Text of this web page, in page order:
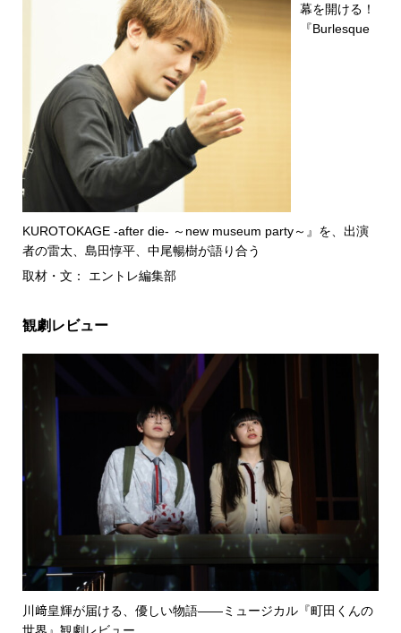
幕を開ける！
『Burlesque
KUROTOKAGE -after die- ～new museum party～』を、出演
者の雷太、島田惇平、中尾暢樹が語り合う
取材・文： エントレ編集部
観劇レビュー
川﨑皇輝が届ける、優しい物語――ミュージカル『町田くんの
世界』観劇レビュー